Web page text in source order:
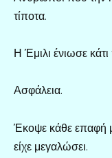
τίποτα.
Η Έμιλι ένιωσε
Ασφάλεια.
Έκοψε κάθε επαφή
είχε μεγαλώσει.